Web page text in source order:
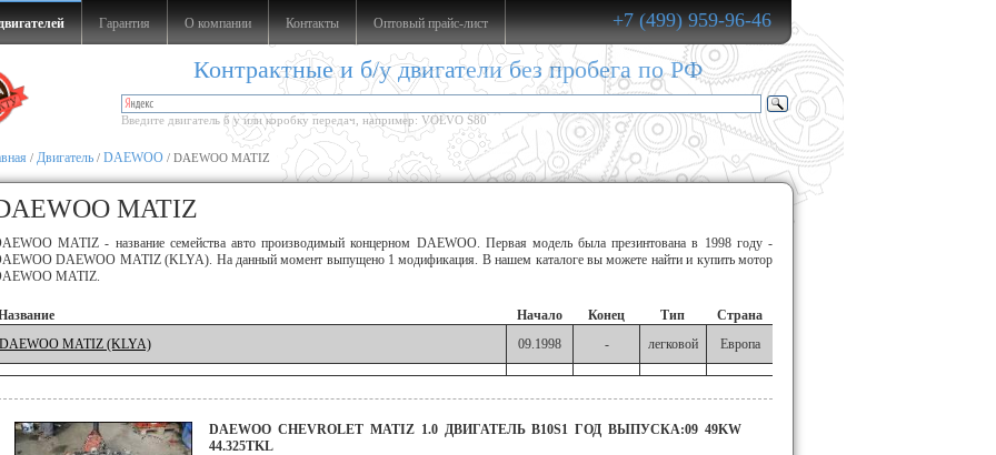
Гарантия О компании Контакты Оптовый прайс-лист +7 (499) 959-96-46
Контрактные и б/у двигатели без пробега по РФ
Введите двигатель б у или коробку передач, например: VOLVO S80
/ Двигатель / DAEWOO / DAEWOO MATIZ
MATIZ
MATIZ - название семейства авто производимый концерном DAEWOO. Первая модель была презинтована в 1998 году -
DAEWOO MATIZ (KLYA). На данный момент выпущено 1 модификация. В нашем каталоге вы можете найти и купить мотор
MATIZ.
Начало Конец Тип
Страна
DAEWOO MATIZ (KLYA)
09.1998 - легковой Европа
DAEWOO CHEVROLET MATIZ 1.0 ДВИГАТЕЛЬ B10S1 ГОД ВЫПУСКА:09 49KW
44.325TKL